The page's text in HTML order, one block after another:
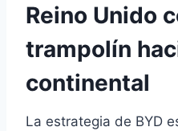
Reino Unido
trampolín
continental
La estrategia de BYD